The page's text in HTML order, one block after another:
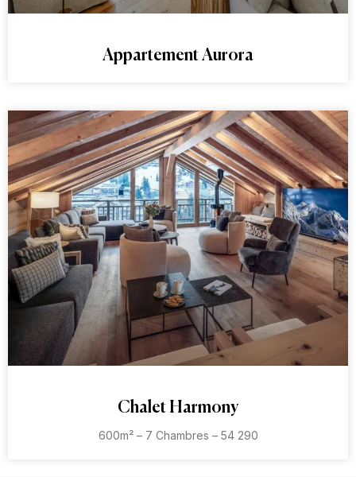
Appartement Aurora
Chalet Harmony
600m² – 7 Chambres – 54 290